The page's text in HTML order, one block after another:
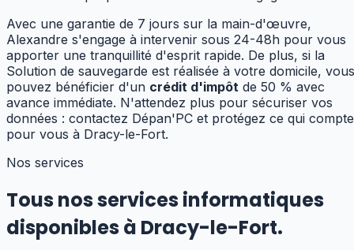
Avec une garantie de 7 jours sur la main-d'œuvre,
Alexandre s'engage à intervenir sous 24-48h pour vous
apporter une tranquillité d'esprit rapide. De plus, si la
Solution de sauvegarde est réalisée à votre domicile, vous
pouvez bénéficier d'un crédit d'impôt de 50 % avec
avance immédiate. N'attendez plus pour sécuriser vos
données : contactez Dépan'PC et protégez ce qui compte
pour vous à Dracy-le-Fort.
Nos services
Tous nos services informatiques
disponibles à Dracy-le-Fort.